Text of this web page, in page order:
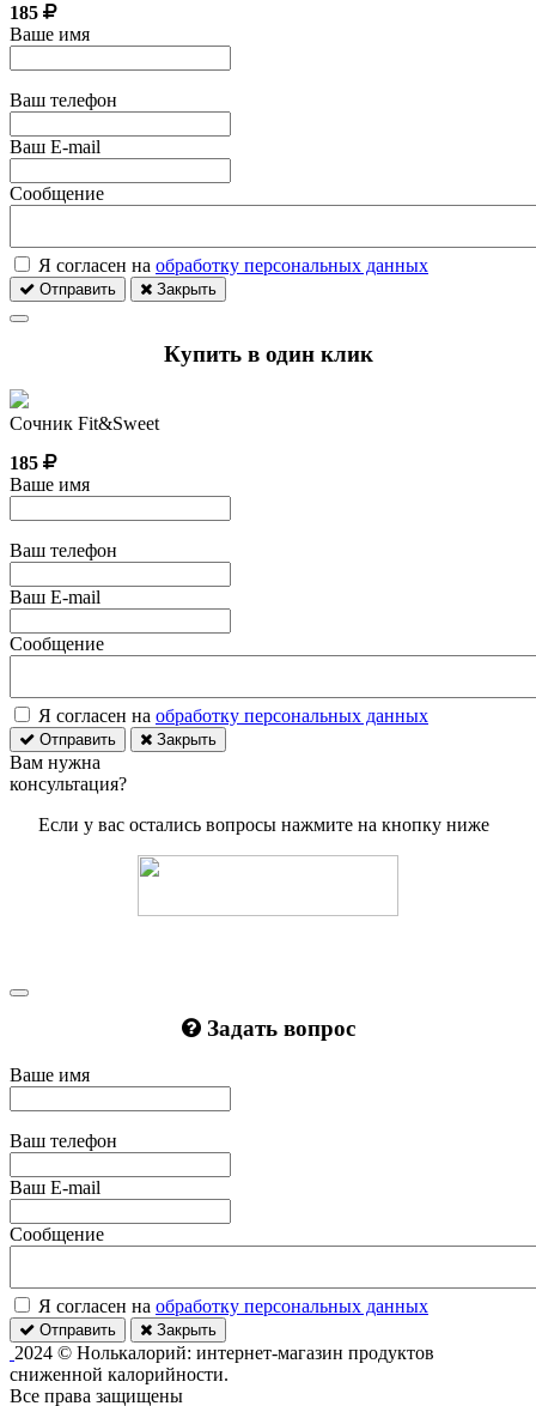
185
Ваше имя
Ваш телефон
Ваш E-mail
Сообщение
Я согласен на обработку персональных данных
Отправить Закрыть
Купить в один клик
Сочник Fit&Sweet
185
Ваше имя
Ваш телефон
Ваш E-mail
Сообщение
Я согласен на обработку персональных данных
Отправить Закрыть
Вам нужна
консультация?
Если у вас остались вопросы нажмите на кнопку ниже
Задать вопрос
Ваше имя
Ваш телефон
Ваш E-mail
Сообщение
Я согласен на обработку персональных данных
Отправить Закрыть
2024 © Нолькалорий: интернет-магазин продуктов
сниженной калорийности.
Все права защищены